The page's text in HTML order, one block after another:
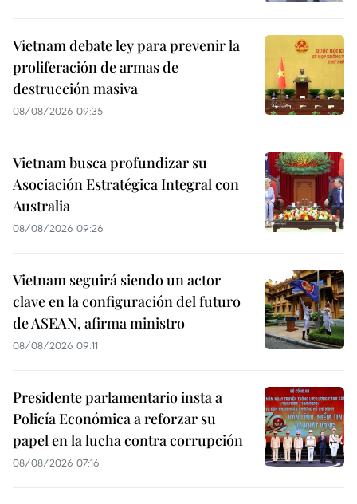
Vietnam debate ley para prevenir la
proliferación de armas de
destrucción masiva
08/08/2026 09:35
Vietnam busca profundizar su
Asociación Estratégica Integral con
Australia
08/08/2026 09:26
Vietnam seguirá siendo un actor
clave en la configuración del futuro
de ASEAN, afirma ministro
08/08/2026 09:11
Presidente parlamentario insta a
Policía Económica a reforzar su
papel en la lucha contra corrupción
08/08/2026 07:16